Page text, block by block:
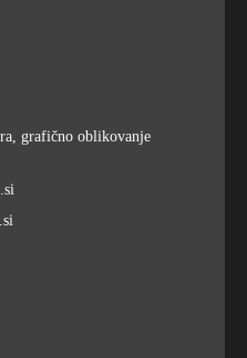
grafično oblikovanje